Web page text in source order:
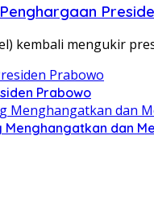
kembali mengukir
Prabowo
dan